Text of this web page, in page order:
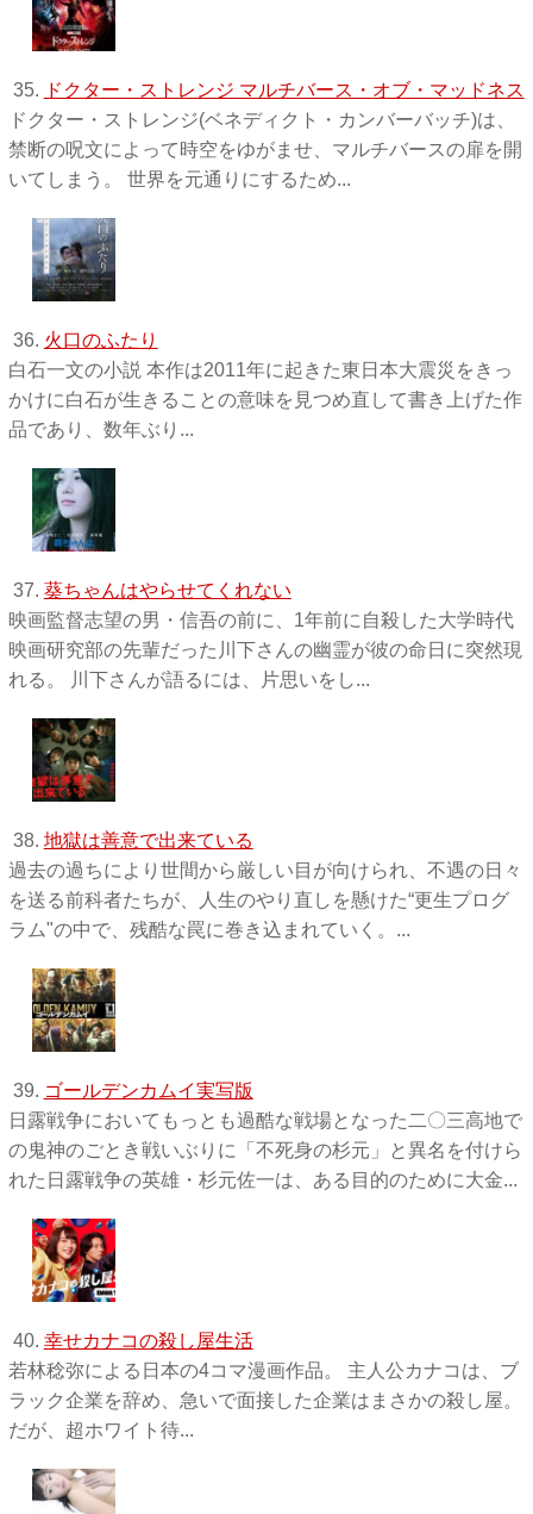
35. ドクター・ストレンジ マルチバース・オブ・マッドネス
ドクター・ストレンジ(ベネディクト・カンバーバッチ)は、
禁断の呪文によって時空をゆがませ、マルチバースの扉を開
いてしまう。 世界を元通りにするため...
36. 火口のふたり
白石一文の小説 本作は2011年に起きた東日本大震災をきっ
かけに白石が生きることの意味を見つめ直して書き上げた作
品であり、数年ぶり...
37. 葵ちゃんはやらせてくれない
映画監督志望の男・信吾の前に、1年前に自殺した大学時代
映画研究部の先輩だった川下さんの幽霊が彼の命日に突然現
れる。 川下さんが語るには、片思いをし...
38. 地獄は善意で出来ている
過去の過ちにより世間から厳しい目が向けられ、不遇の日々
を送る前科者たちが、人生のやり直しを懸けた“更生プログ
ラム"の中で、残酷な罠に巻き込まれていく。...
39. ゴールデンカムイ実写版
日露戦争においてもっとも過酷な戦場となった二〇三高地で
の鬼神のごとき戦いぶりに「不死身の杉元」と異名を付けら
れた日露戦争の英雄・杉元佐一は、ある目的のために大金...
40. 幸せカナコの殺し屋生活
若林稔弥による日本の4コマ漫画作品。 主人公カナコは、ブ
ラック企業を辞め、急いで面接した企業はまさかの殺し屋。
だが、超ホワイト待...